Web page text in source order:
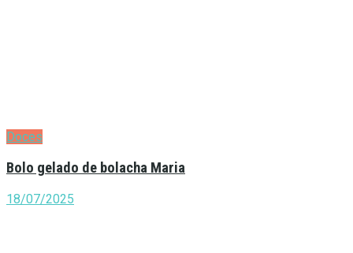
Doces
Bolo gelado de bolacha Maria
18/07/2025